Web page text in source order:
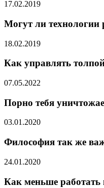
17.02.2019
Могут ли
18.02.2019
Как управлять
07.05.2022
Порно тебя
03.01.2020
Философия так же
24.01.2020
Как меньше работать